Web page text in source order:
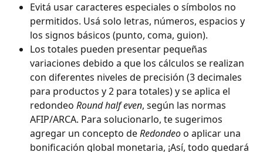
Evitá usar caracteres especiales o símbolos no
permitidos. Usá solo letras, números, espacios y
los signos básicos (punto, coma, guion).
Los totales pueden presentar pequeñas
variaciones debido a que los cálculos se realizan
con diferentes niveles de precisión (3 decimales
para productos y 2 para totales) y se aplica el
redondeo Round half even, según las normas
AFIP/ARCA. Para solucionarlo, te sugerimos
agregar un concepto de Redondeo o aplicar una
bonificación global monetaria, ¡Así, todo quedará